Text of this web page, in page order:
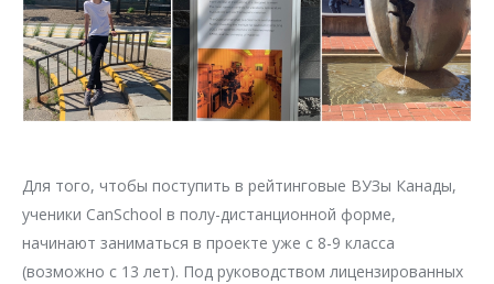
Для того, чтобы поступить в рейтинговые ВУЗы Канады,
ученики CanSchool в полу-дистанционной форме,
начинают заниматься в проекте уже с 8-9 класса
(возможно с 13 лет). Под руководством лицензированных